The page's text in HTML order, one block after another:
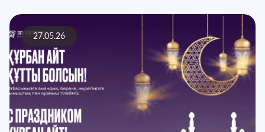
27.05.26